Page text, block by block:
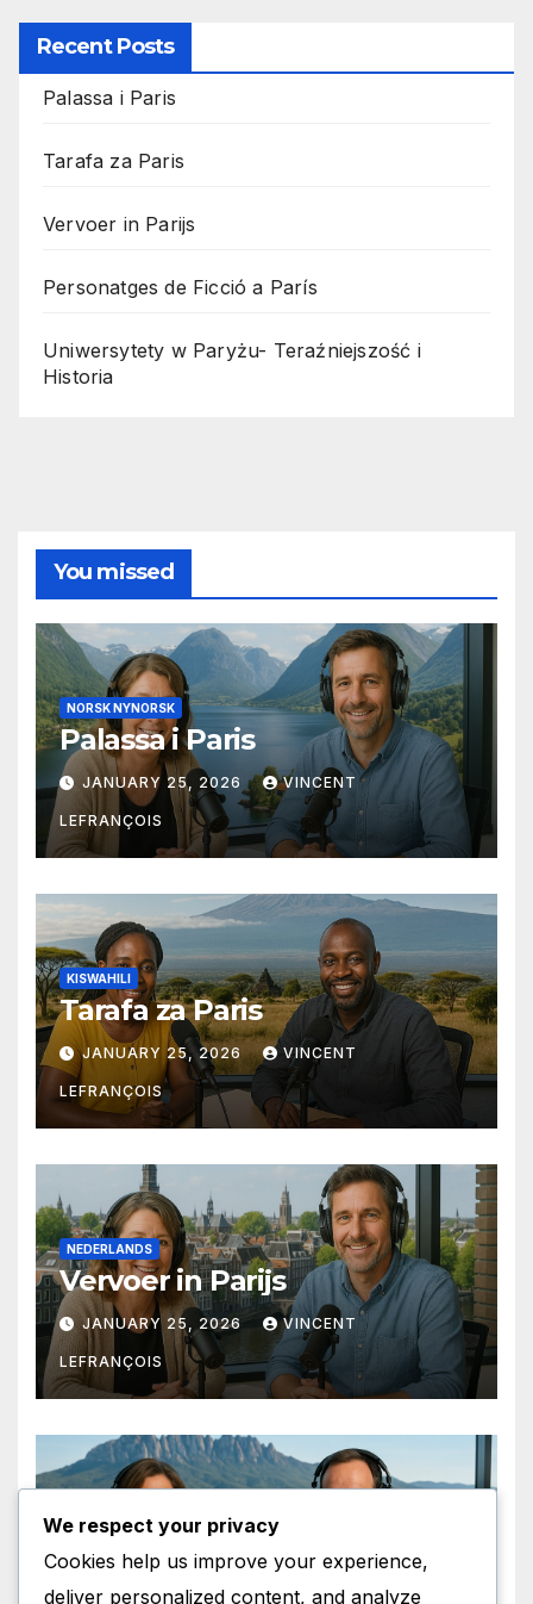
Recent Posts
Palassa i Paris
Tarafa za Paris
Vervoer in Parijs
Personatges de Ficció a París
Uniwersytety w Paryżu- Teraźniejszość i
Historia
You missed
NORSK NYNORSK
Palassa i Paris
JANUARY 25, 2026 VINCENT
LEFRANÇOIS
KISWAHILI
Tarafa za Paris
JANUARY 25, 2026 VINCENT
LEFRANÇOIS
NEDERLANDS
Vervoer in Parijs
JANUARY 25, 2026 VINCENT
LEFRANÇOIS
CATALA
Personatges de Ficció a París
JANUARY 24, 2026 VINCENT
We respect your privacy
Cookies help us improve your experience,
deliver personalized content, and analyze